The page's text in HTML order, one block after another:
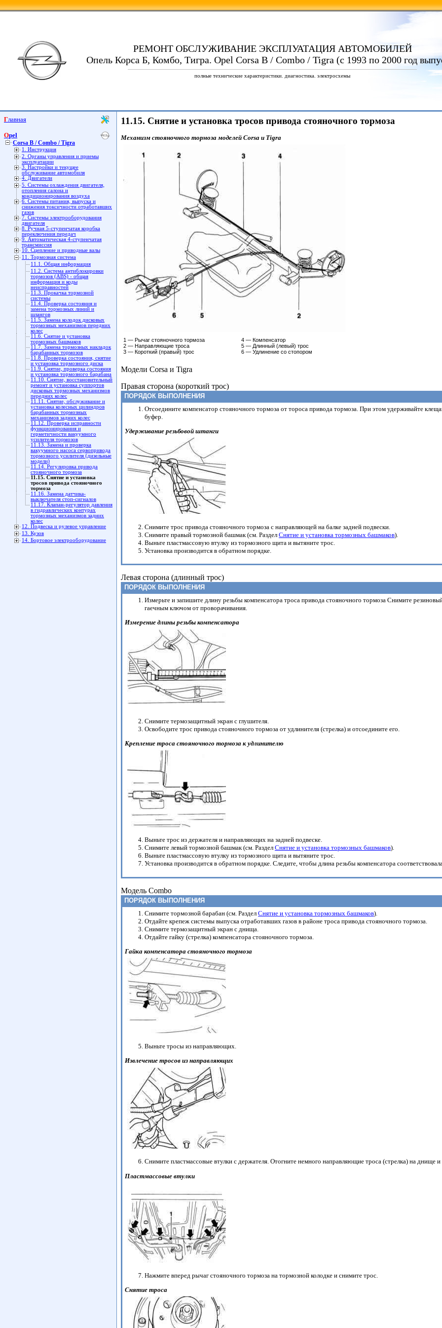
РЕМОНТ ОБСЛУЖИВАНИЕ ЭКСПЛУАТАЦИЯ АВТОМОБИЛЕЙ
Опель Корса Б, Комбо, Тигра. Opel Corsa B / Combo / Tigra (с 1993 по 2000 год
полные технические характеристики. диагностика. электросхемы
Главная
Opel
Corsa B / Combo / Tigra
1. Инструкция
2. Органы управления и приемы
эксплуатации
3. Настройки и текущее
обслуживание автомобиля
4. Двигатели
5. Системы охлаждения двигателя,
отопления салона и
кондиционирования воздуха
6. Системы питания, выпуска и
снижения токсичности отработавших
газов
7. Системы электрооборудования
двигателя
8. Ручная 5-ступенчатая коробка
переключения передач
9. Автоматическая 4-ступенчатая
трансмиссия
10. Сцепление и приводные валы
11. Тормозная система
11.1. Общая информация
11.2. Система антиблокировки
тормозов (ABS) - общая
информация и коды
неисправностей
11.3. Прокачка тормозной
системы
11.4. Проверка состояния и
замена тормозных линий и
шлангов
11.5. Замена колодок дисковых
тормозных механизмов передних
колес
11.6. Снятие и установка
тормозных башмаков
11.7. Замена тормозных накладок
барабанных тормозов
11.8. Проверка состояния, снятие
и установка тормозного диска
11.9. Снятие, проверка состояния
и установка тормозного барабана
11.10. Снятие, восстановительный
ремонт и установка суппортов
дисковых тормозных механизмов
передних колес
11.11. Снятие, обслуживание и
установка колесных цилиндров
барабанных тормозных
механизмов задних колес
11.12. Проверка исправности
функционирования и
герметичности вакуумного
усилителя тормозов
11.13. Замена и проверка
вакуумного насоса сервопривода
тормозного усилителя (дизельные
модели)
11.14. Регулировка привода
стояночного тормоза
11.15. Снятие и установка
тросов привода стояночного
тормоза
11.16. Замена датчика-
выключателя стоп-сигналов
11.17. Клапан-регулятор давления
в гидравлических контурах
тормозных механизмов задних
колес
12. Подвеска и рулевое управление
13. Кузов
14. Бортовое электрооборудование
11.15. Снятие и установка тросов привода стояночного тормоза
Механизм стояночного тормоза моделей Corsa и Tigra
1 — Рычаг стояночного тормоза
2 — Направляющие троса
3 — Короткий (правый) трос
4 — Компенсатор
5 — Длинный (левый) трос
6 — Удлинение со стопором
Модели Corsa и Tigra
Правая сторона (короткий трос)
ПОРЯДОК ВЫПОЛНЕНИЯ
Отсоедините компенсатор стояночного тормоза от тороса привода тормоза. При этом удерживайте
буфер.
Удерживание резьбовой штанги
Снимите трос привода стояночного тормоза с направляющей на балке задней подвески.
Снимите правый тормозной башмак (см. Раздел Снятие и установка тормозных башмаков).
Выньте пластмассовую втулку из тормозного щита и вытяните трос.
Установка производится в обратном порядке.
Левая сторона (длинный трос)
ПОРЯДОК ВЫПОЛНЕНИЯ
Измерьте и запишите длину резьбы компенсатора троса привода стояночного тормоза Снимите
гаечным ключом от проворачивания.
Измерение длины резьбы компенсатора
Снимите термозащитный экран с глушителя.
Освободите трос привода стояночного тормоза от удлинителя (стрелка) и отсоедините его.
Крепление троса стояночного тормоза к удлинителю
Выньте трос из держателя и направляющих на задней подвеске.
Снимите левый тормозной башмак (см. Раздел Снятие и установка тормозных башмаков).
Выньте пластмассовую втулку из тормозного щита и вытяните трос.
Установка производится в обратном порядке. Следите, чтобы длина резьбы компенсатора
Модель Combo
ПОРЯДОК ВЫПОЛНЕНИЯ
Снимите тормозной барабан (см. Раздел Снятие и установка тормозных башмаков).
Отдайте крепеж системы выпуска отработавших газов в районе троса привода стояночного тормоза.
Снимите термозащитный экран с днища.
Отдайте гайку (стрелка) компенсатора стояночного тормоза.
Гайка компенсатора стояночного тормоза
Выньте тросы из направляющих.
Извлечение тросов из направляющих
Снимите пластмассовые втулки с держателя. Отогните немного направляющие троса (стрелка) на днище
Пластмассовые втулки
Нажмите вперед рычаг стояночного тормоза на тормозной колодке и снимите трос.
Снятие троса